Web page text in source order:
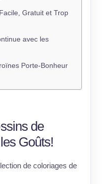
Gratuit et Trop
avec les
Porte-Bonheur
de
Goûts!
de coloriages de